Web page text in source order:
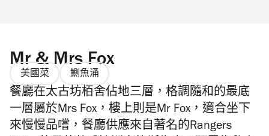
Mr & Mrs Fox
美國菜 鰂魚涌
餐廳在太古坊栢舍佔地三層，格調隨和的最底
一層屬於Mrs Fox，樓上則是Mr Fox，適合坐下
來慢慢品嚐，餐廳供應來自著名的Rangers